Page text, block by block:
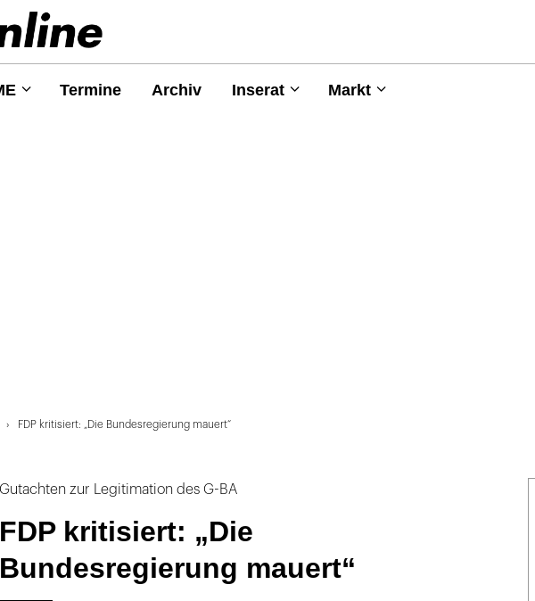
Termine Archiv Inserat Markt
FDP kritisiert: „Die Bundesregierung mauert“
Gutachten zur Legitimation des G-BA
FDP kritisiert: „Die
Bundesregierung mauert“